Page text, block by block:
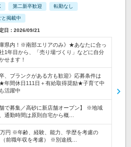
第二新卒歓迎 転勤なし
と掲載中
日：2026/09/21
庫県内！※南部エリアのみ》★あなたに合っ
1年目から、「売り場づくり」などに自分
せます！
、ブランクがある方も歓迎》応募条件は
★年間休日111日＋有給取得奨励★子育て中
活躍中
舗で募集／高砂に新店舗オープン】 ※地域
通勤時間は原則自宅から概…
円 ※年齢、経験、能力、学歴を考慮の
（前職年収を考慮） ※別途残…